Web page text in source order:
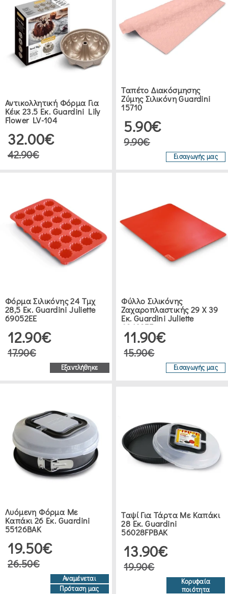
Αντικολλητική Φόρμα Για
Κέικ 23.5 Εκ. Guardini Lily
Flower LV-104
32.00€
42.90€
Ταπέτο Διακόσμησης
Ζύμης Σιλικόνη Guardini
15710
5.90€
9.90€
Εισαγωγής μας
Φόρμα Σιλικόνης 24 Τμχ
28,5 Εκ. Guardini Juliette
69052EE
12.90€
17.90€
Εξαντλήθηκε
Φύλλο Σιλικόνης
Ζαχαροπλαστικής 29 Χ 39
Εκ. Guardini Juliette
69429EE
11.90€
15.90€
Εισαγωγής μας
Λυόμενη Φόρμα Με
Καπάκι 26 Εκ. Guardini
55126BAK
19.50€
26.50€
Αναμένεται
Πρόταση μας
Ταψί Για Τάρτα Με Καπάκι
28 Εκ. Guardini
56028FPBAK
13.90€
19.90€
Κορυφαία
ποιότητα
KITCHEN
CRAFT
PEDRINI
ANKOR
FEST
SKAMAGAS
(3)
TAYLORS
VISTA
ALEGRE
(8)
SVIM
(5)
ESTIA
COMAS
(3)
FALKELMANN
(5)